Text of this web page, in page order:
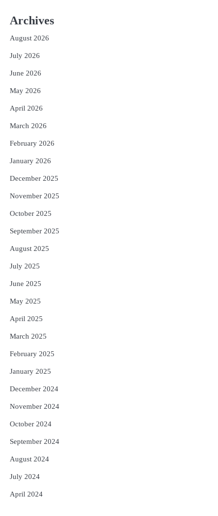
4
5
Archives
August 2026
July 2026
June 2026
May 2026
April 2026
March 2026
February 2026
January 2026
December 2025
November 2025
October 2025
September 2025
August 2025
July 2025
June 2025
May 2025
April 2025
March 2025
February 2025
January 2025
December 2024
November 2024
October 2024
September 2024
August 2024
July 2024
April 2024